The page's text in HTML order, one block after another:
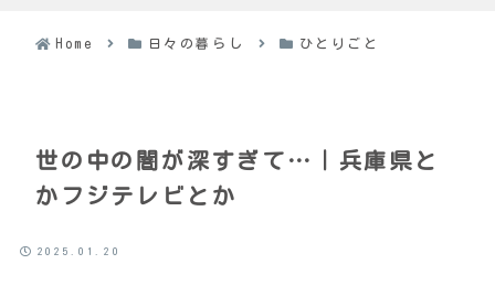
Home 日々の暮らし ひとりごと
世の中の闇が深すぎて…｜兵庫県と
かフジテレビとか
2025.01.20